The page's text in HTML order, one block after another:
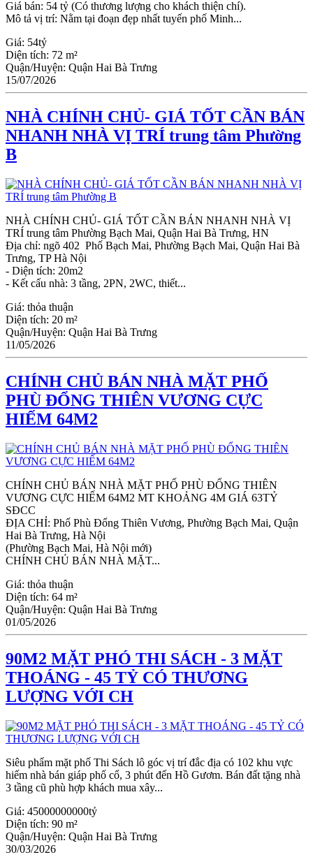
Giá bán: 54 tỷ (Có thương lượng cho khách thiện chí).
Mô tả vị trí: Nằm tại đoạn đẹp nhất tuyến phố Minh...
Giá: 54tỷ
Diện tích: 72 m²
Quận/Huyện: Quận Hai Bà Trưng
15/07/2026
NHÀ CHÍNH CHỦ- GIÁ TỐT CẦN BÁN
NHANH NHÀ VỊ TRÍ trung tâm Phường
B
NHÀ CHÍNH CHỦ- GIÁ TỐT CẦN BÁN NHANH NHÀ VỊ
TRÍ trung tâm Phường Bạch Mai, Quận Hai Bà Trưng, HN
Địa chỉ: ngõ 402 Phố Bạch Mai, Phường Bạch Mai, Quận Hai Bà
Trưng, TP Hà Nội
- Diện tích: 20m2
- Kết cấu nhà: 3 tầng, 2PN, 2WC, thiết...
Giá: thỏa thuận
Diện tích: 20 m²
Quận/Huyện: Quận Hai Bà Trưng
11/05/2026
CHÍNH CHỦ BÁN NHÀ MẶT PHỐ
PHÙ ĐỔNG THIÊN VƯƠNG CỰC
HIẾM 64M2
CHÍNH CHỦ BÁN NHÀ MẶT PHỐ PHÙ ĐỔNG THIÊN
VƯƠNG CỰC HIẾM 64M2 MT KHOẢNG 4M GIÁ 63TỶ
SĐCC
ĐỊA CHỈ: Phố Phù Đổng Thiên Vương, Phường Bạch Mai, Quận
Hai Bà Trưng, Hà Nội
(Phường Bạch Mai, Hà Nội mới)
CHÍNH CHỦ BÁN NHÀ MẶT...
Giá: thỏa thuận
Diện tích: 64 m²
Quận/Huyện: Quận Hai Bà Trưng
01/05/2026
90M2 MẶT PHÓ THI SÁCH - 3 MẶT
THOÁNG - 45 TỶ CÓ THƯƠNG
LƯỢNG VỚI CH
Siêu phẩm mặt phố Thi Sách lô góc vị trí đắc địa có 102 khu vực
hiếm nhà bán giáp phố cổ, 3 phút đến Hồ Gươm. Bán đất tặng nhà
3 tầng cũ phù hợp khách mua xây...
Giá: 45000000000tỷ
Diện tích: 90 m²
Quận/Huyện: Quận Hai Bà Trưng
30/03/2026